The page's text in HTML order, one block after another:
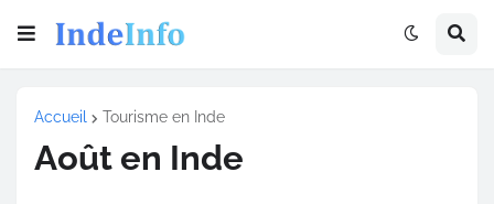
Accueil Tourisme en Inde
Août en Inde